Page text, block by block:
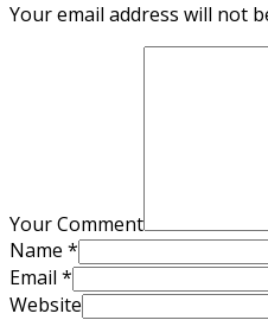
Your email address will not
Your Comment
Name *
Email *
Website